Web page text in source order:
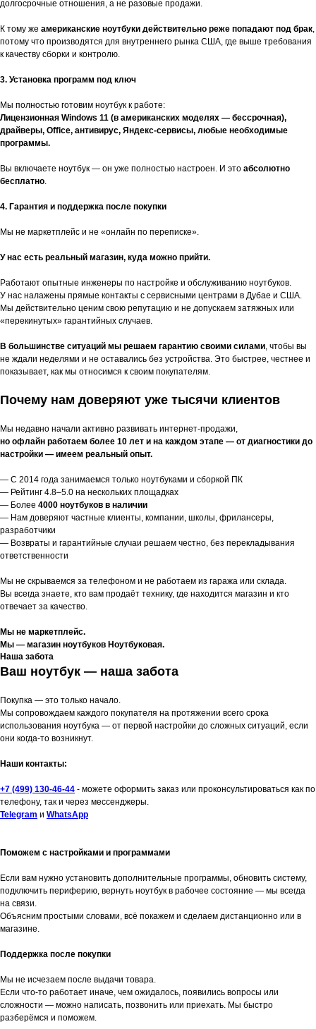
долгосрочные отношения, а не разовые продажи.
К тому же американские ноутбуки действительно реже попадают под брак,
потому что производятся для внутреннего рынка США, где выше требования
к качеству сборки и контролю.
3. Установка программ под ключ
Мы полностью готовим ноутбук к работе:
Лицензионная Windows 11 (в американских моделях — бессрочная),
драйверы, Office, антивирус, Яндекс-сервисы, любые необходимые
программы.
Вы включаете ноутбук — он уже полностью настроен. И это абсолютно
бесплатно.
4. Гарантия и поддержка после покупки
Мы не маркетплейс и не «онлайн по переписке».
У нас есть реальный магазин, куда можно прийти.
Работают опытные инженеры по настройке и обслуживанию ноутбуков.
У нас налажены прямые контакты с сервисными центрами в Дубае и США.
Мы действительно ценим свою репутацию и не допускаем затяжных или
«перекинутых» гарантийных случаев.
В большинстве ситуаций мы решаем гарантию своими силами, чтобы вы
не ждали неделями и не оставались без устройства. Это быстрее, честнее и
показывает, как мы относимся к своим покупателям.
Почему нам доверяют уже тысячи клиентов
Мы недавно начали активно развивать интернет-продажи,
но офлайн работаем более 10 лет и на каждом этапе — от диагностики до
настройки — имеем реальный опыт.
— С 2014 года занимаемся только ноутбуками и сборкой ПК
— Рейтинг 4.8–5.0 на нескольких площадках
— Более 4000 ноутбуков в наличии
— Нам доверяют частные клиенты, компании, школы, фрилансеры,
разработчики
— Возвраты и гарантийные случаи решаем честно, без перекладывания
ответственности
Мы не скрываемся за телефоном и не работаем из гаража или склада.
Вы всегда знаете, кто вам продаёт технику, где находится магазин и кто
отвечает за качество.
Мы не маркетплейс.
Мы — магазин ноутбуков Ноутбуковая.
Наша забота
Ваш ноутбук — наша забота
Покупка — это только начало.
Мы сопровождаем каждого покупателя на протяжении всего срока
использования ноутбука — от первой настройки до сложных ситуаций, если
они когда-то возникнут.
Наши контакты:
+7 (499) 130-46-44 - можете оформить заказ или проконсультироваться как по
телефону, так и через мессенджеры.
Telegram и WhatsApp
Поможем с настройками и программами
Если вам нужно установить дополнительные программы, обновить систему,
подключить периферию, вернуть ноутбук в рабочее состояние — мы всегда
на связи.
Объясним простыми словами, всё покажем и сделаем дистанционно или в
магазине.
Поддержка после покупки
Мы не исчезаем после выдачи товара.
Если что-то работает иначе, чем ожидалось, появились вопросы или
сложности — можно написать, позвонить или приехать. Мы быстро
разберёмся и поможем.